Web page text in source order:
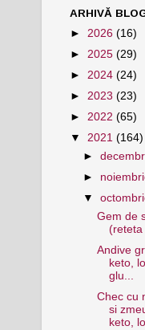
ARHIVĂ
► 2026 (16)
► 2025 (29)
► 2024 (24)
► 2023 (23)
► 2022 (65)
▼ 2021 (164)
►
►
▼
Gem de
(reteta
Andive
keto,
glu...
Chec cu
si
keto,